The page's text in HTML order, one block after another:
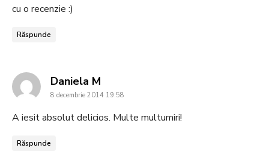
cu o recenzie :)
Răspunde
Daniela M
8 decembrie 2014 19:58
A iesit absolut delicios. Multe multumiri!
Răspunde